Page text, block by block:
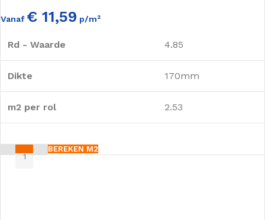
Vanaf € 11,59 p/m²
Rd - Waarde 4.85
Dikte 170mm
m2 per rol 2.53
BEREKEN M2